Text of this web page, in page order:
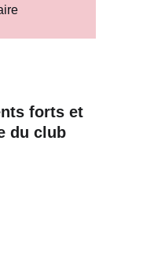
forts et
du club